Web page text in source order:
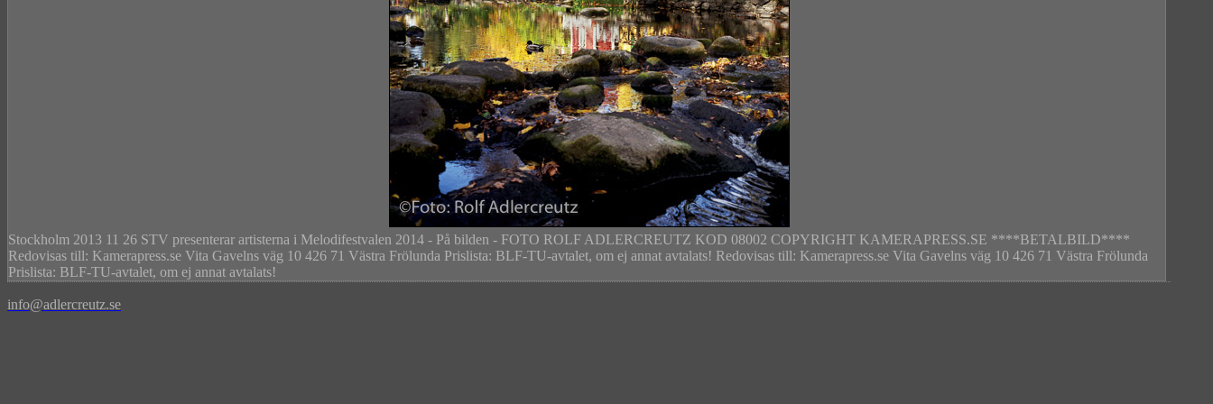
Stockholm 2013 11 26 STV presenterar artisterna i Melodifestvalen 2014 - På bilden - FOTO ROLF ADLERCREUTZ KOD 08002 COPYRIGHT KAMERAPRESS.SE ****BETALBILD****
Redovisas till: Kamerapress.se Vita Gavelns väg 10 426 71 Västra Frölunda Prislista: BLF-TU-avtalet, om ej annat avtalats! Redovisas till: Kamerapress.se Vita Gavelns väg 10 426 71 Västra Frölunda
Prislista: BLF-TU-avtalet, om ej annat avtalats!
info@adlercreutz.se